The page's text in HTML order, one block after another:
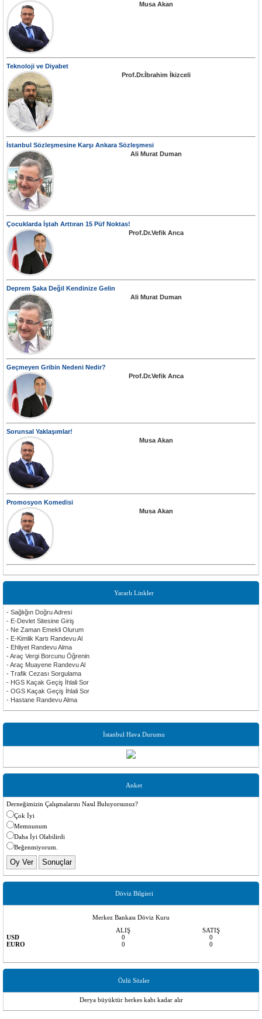
İstanbul Hava Durumu
Anket
Derneğimizin Çalışmalarını Nasıl Buluyorsunuz?
Çok İyi
Memnunum
Daha İyi Olabilirdi
Beğenmiyorum.
Döviz Bilgieri
Merkez Bankası Döviz Kuru
ALIŞ
SATIŞ
USD
0
0
EURO
0 0
Özlü Sözler
Derya büyüktür herkes kabı kadar alır
Musa Akan
Teknoloji ve Diyabet
Prof.Dr.İbrahim İkizceli
İstanbul Sözleşmesine Karşı Ankara Sözleşmesi
Ali Murat Duman
Çocuklarda İştah Arttıran 15 Püf Noktas!
Prof.Dr.Vefik Arıca
Deprem Şaka Değil Kendinize Gelin
Ali Murat Duman
Geçmeyen Gribin Nedeni Nedir?
Prof.Dr.Vefik Arıca
Sorunsal Yaklaşımlar!
Musa Akan
Promosyon Komedisi
Musa Akan
Yararlı Linkler
- Sağlığın Doğru Adresi
- E-Devlet Sitesine Giriş
- Ne Zaman Emekli Olurum
- E-Kimlik Kartı Randevu Al
- Ehliyet Randevu Alma
- Araç Vergi Borcunu Öğrenin
- Araç Muayene Randevu Al
- Trafik Cezası Sorgulama
- HGS Kaçak Geçiş İhlali Sor
- OGS Kaçak Geçiş İhlali Sor
- Hastane Randevu Alma